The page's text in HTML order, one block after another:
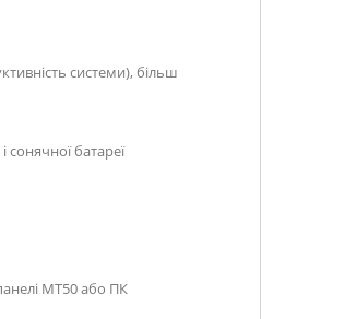
системи), більш
батареї
MT50 або ПК